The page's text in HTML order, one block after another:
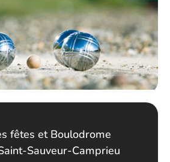
fêtes et Boulodrome
Sauveur-Camprieu